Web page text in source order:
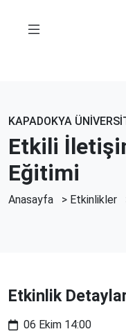
KAPADOKYA
Etkili
Eğitimi
Anasayfa > Etkinlikler
Etkinlik
06 Ekim 14:00